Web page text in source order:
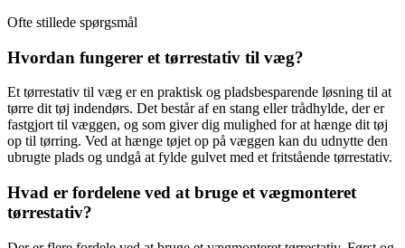
Ofte stillede spørgsmål
Hvordan fungerer et tørrestativ til væg?
Et tørrestativ til væg er en praktisk og pladsbesparende løsning til at
tørre dit tøj indendørs. Det består af en stang eller trådhylde, der er
fastgjort til væggen, og som giver dig mulighed for at hænge dit tøj
op til tørring. Ved at hænge tøjet op på væggen kan du udnytte den
ubrugte plads og undgå at fylde gulvet med et fritstående tørrestativ.
Hvad er fordelene ved at bruge et vægmonteret
tørrestativ?